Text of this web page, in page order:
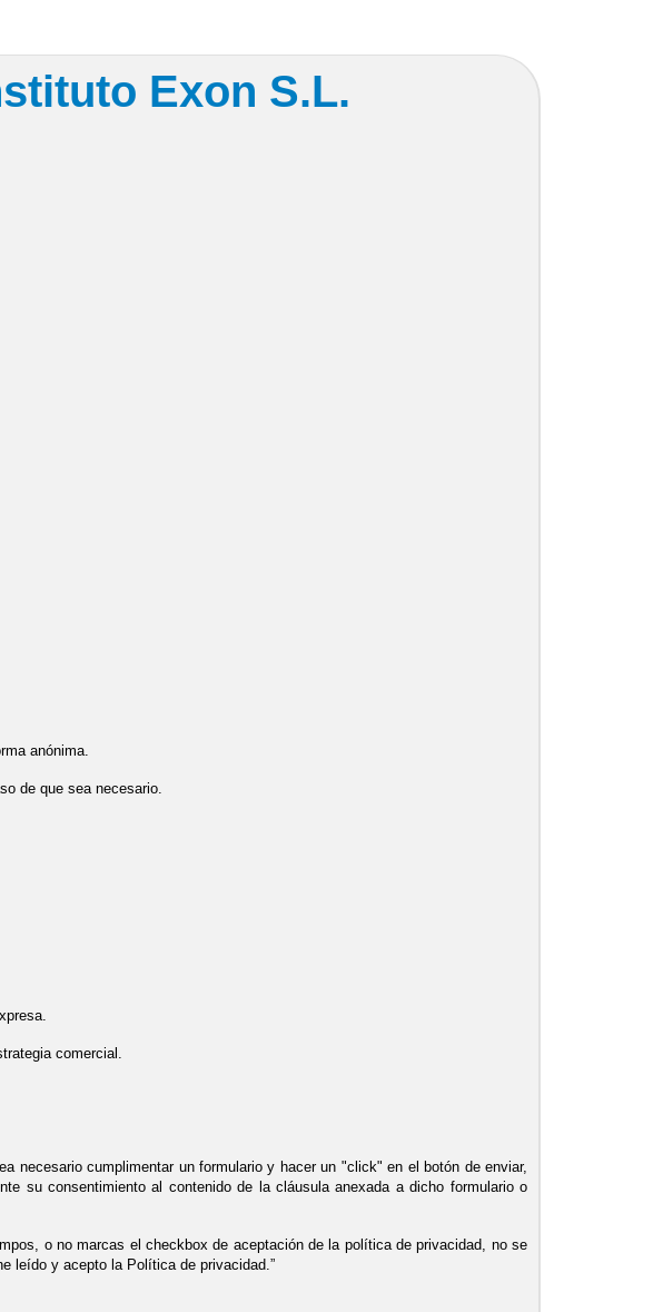
Exon S.L.
anónima.
de que sea necesario.
comercial.
necesario cumplimentar un formulario y hacer un "click" en el botón de enviar,
su consentimiento al contenido de la cláusula anexada a dicho formulario o
o no marcas el checkbox de aceptación de la política de privacidad, no se
leído y acepto la Política de privacidad.”